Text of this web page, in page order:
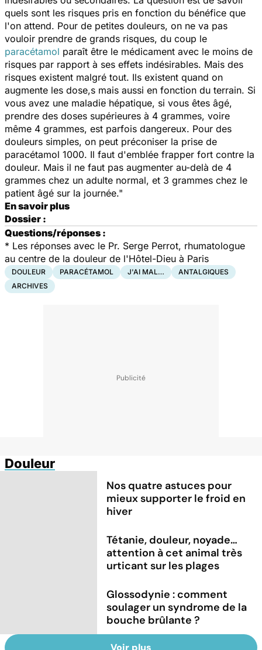
quels sont les risques pris en fonction du bénéfice que
l'on attend. Pour de petites douleurs, on ne va pas
vouloir prendre de grands risques, du coup le
paracétamol paraît être le médicament avec le moins de
risques par rapport à ses effets indésirables. Mais des
risques existent malgré tout. Ils existent quand on
augmente les dose,s mais aussi en fonction du terrain. Si
vous avez une maladie hépatique, si vous êtes âgé,
prendre des doses supérieures à 4 grammes, voire
même 4 grammes, est parfois dangereux. Pour des
douleurs simples, on peut préconiser la prise de
paracétamol 1000. Il faut d'emblée frapper fort contre la
douleur. Mais il ne faut pas augmenter au-delà de 4
grammes chez un adulte normal, et 3 grammes chez le
patient âgé sur la journée."
En savoir plus
Dossier :
Questions/réponses :
* Les réponses avec le Pr. Serge Perrot, rhumatologue
au centre de la douleur de l'Hôtel-Dieu à Paris
DOULEUR PARACÉTAMOL J'AI MAL…
ANTALGIQUES
ARCHIVES
Douleur
Nos quatre astuces pour
mieux supporter le froid en
hiver
Tétanie, douleur, noyade…
attention à cet animal très
urticant sur les plages
Glossodynie : comment
soulager un syndrome de la
bouche brûlante ?
Voir plus